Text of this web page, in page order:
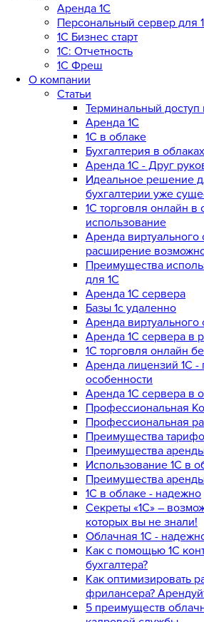
Аренда 1С
Персональный сервер для
1С Бизнес старт
1С: Отчетность
1C Фреш
О компании
Статьи
Терминальный доступ
Аренда 1С
1С в облаке
Бухгалтерия в облаках
Аренда 1С - Друг
Идеальное решение
бухгалтерии уже
1С торговля онлайн в
использование
Аренда виртуального
расширение
Преимущества
для 1С
Аренда 1С сервера
Базы 1с удаленно
Аренда виртуального
Аренда 1С сервера в
1С торговля онлайн
Аренда лицензий 1С -
особенности
Аренда 1С сервера в
Профессиональная
Профессиональная
Преимущества
Преимущества
Использование 1С в
Преимущества
1С в облаке - надежно
Секреты «1С» –
которых вы не знали!
Облачная 1С -
Как с помощью 1С
бухгалтера?
Как оптимизировать
фрилансера?
5 преимуществ